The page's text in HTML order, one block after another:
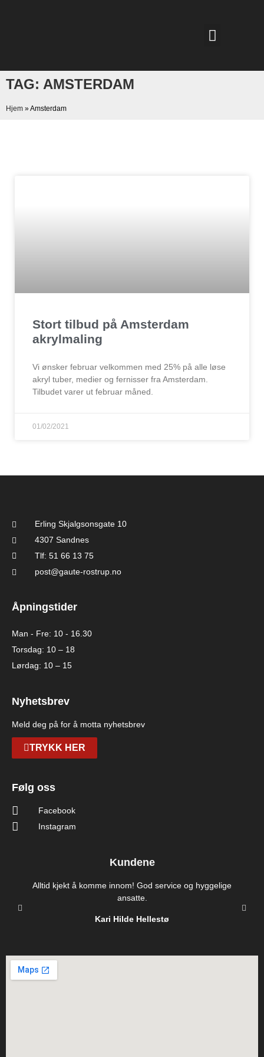
TAG: AMSTERDAM
Hjem »Amsterdam
Stort tilbud på Amsterdam
akrylmaling
Vi ønsker februar velkommen med 25% på alle løse
akryl tuber, medier og fernisser fra Amsterdam.
Tilbudet varer ut februar måned.
01/02/2021
Erling Skjalgsonsgate 10
4307 Sandnes
Tlf: 51 66 13 75
post@gaute-rostrup.no
Åpningstider
Man - Fre: 10 - 16.30
Torsdag: 10 – 18
Lørdag: 10 – 15
Nyhetsbrev
Meld deg på for å motta nyhetsbrev
TRYKK HER
Følg oss
Facebook
Instagram
Kundene
Alltid kjekt å komme innom! God service og hyggelige
ansatte.
Kari Hilde Hellestø